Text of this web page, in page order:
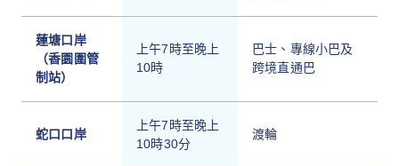
蓮塘口岸
（香園圍管
制站）
上午7時至晚上
10時
巴士、專線小巴及
跨境直通巴
蛇口口岸
上午7時至晚上
10時30分
渡輪